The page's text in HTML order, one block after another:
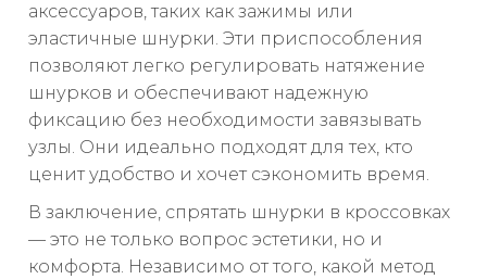
аксессуаров, таких как зажимы или
эластичные шнурки. Эти приспособления
позволяют легко регулировать натяжение
шнурков и обеспечивают надежную
фиксацию без необходимости завязывать
узлы. Они идеально подходят для тех, кто
ценит удобство и хочет сэкономить время.
В заключение, спрятать шнурки в кроссовках
— это не только вопрос эстетики, но и
комфорта. Независимо от того, какой метод